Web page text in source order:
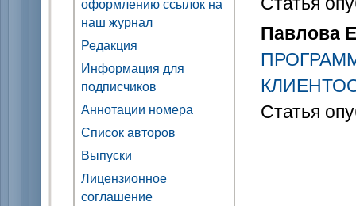
наш журнал
Редакция
Информация для
подписчиков
Аннотации номера
Список авторов
Выпуски
Лицензионное
соглашение
Павлова
Статья